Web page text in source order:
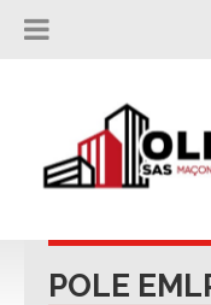
Offres d'emploi
POLE